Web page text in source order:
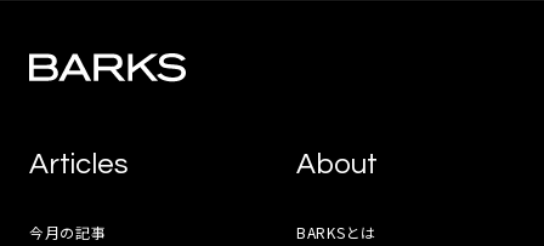
Articles
今月の記事
About
BARKSとは